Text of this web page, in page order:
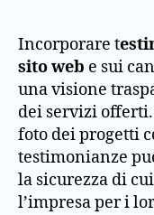
Incorporare t
sito web e sui
una visione
dei servizi offerti.
foto dei progetti
testimonianze
la sicurezza di
l’impresa per i